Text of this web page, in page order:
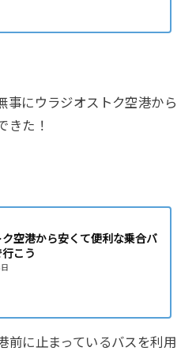
事にウラジオストク空港から
きた！
ク空港から安くて便利な乗合バ
こう
前に止まっているバスを利用